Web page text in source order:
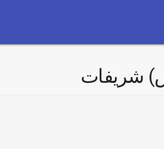
شریفات